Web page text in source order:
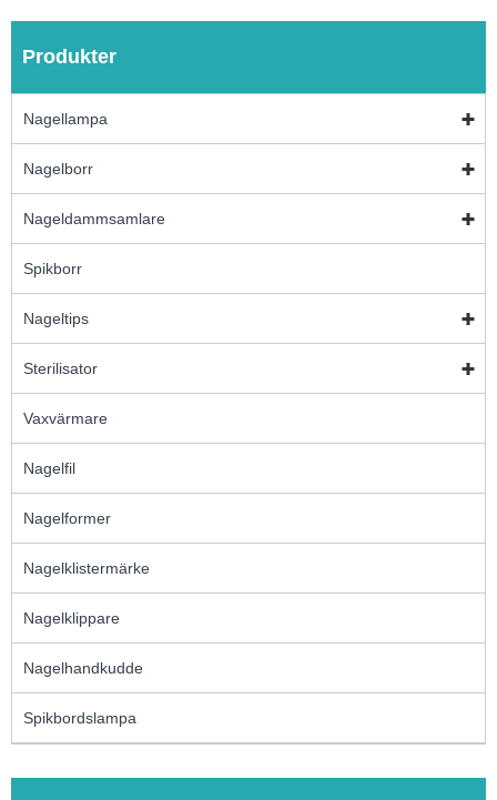
Produkter
Nagellampa
Nagelborr
Nageldammsamlare
Spikborr
Nageltips
Sterilisator
Vaxvärmare
Nagelfil
Nagelformer
Nagelklistermärke
Nagelklippare
Nagelhandkudde
Spikbordslampa